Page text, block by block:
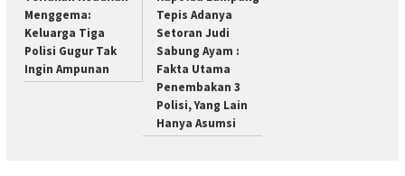
Menggema:
Keluarga Tiga
Polisi Gugur Tak
Ingin Ampunan
Tepis Adanya
Setoran Judi
Sabung Ayam :
Fakta Utama
Penembakan 3
Polisi, Yang Lain
Hanya Asumsi